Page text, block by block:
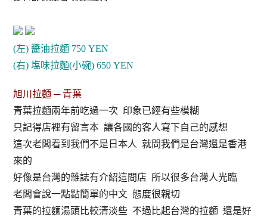
(左) 醬油拉麵 750 YEN
(右) 塩味拉麵(小碗) 650 YEN
旭川拉麵 ─ 青葉
青葉拉麵兩年前吃過一次 印象已經有些模糊
只記得店裡有留言本 讓各國的客人寫下自己的感想
這次老闆看到我們不是日本人 就問我們是台灣還是香港
來的
好像是台灣的雜誌有介紹這間店 所以很多台灣人光臨
老闆會說一點點簡單的中文 態度很親切
青葉的拉麵湯頭比較清淡些 不過比起台灣的拉麵 還是好